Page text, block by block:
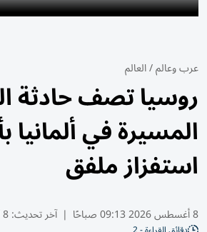
عرب وعالم/العالم
روسيا تصف حادثة
المسيرة في ألمانيا
استفزاز ملفق
8 أغسطس 2026 09:13 صباحًا | آخر تحديث:8 أغسطس 10:49 2026